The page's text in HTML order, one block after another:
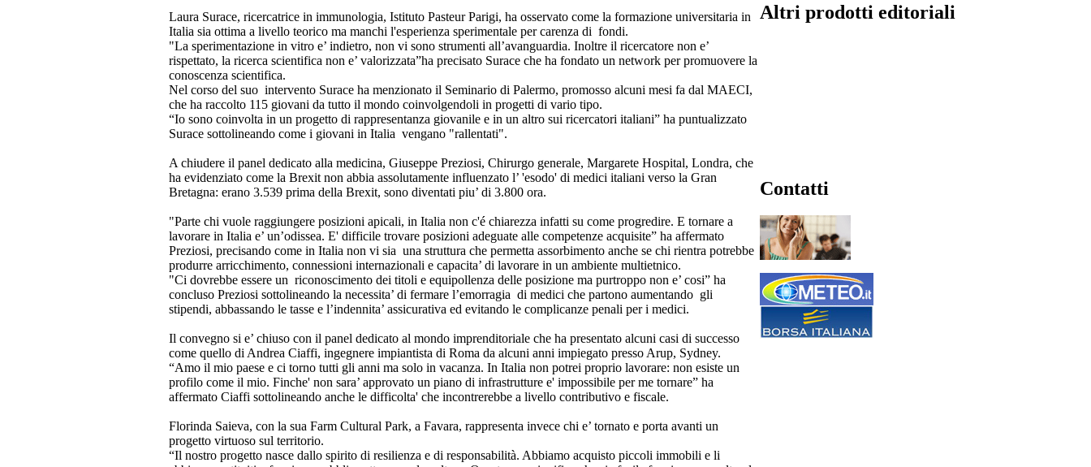
Laura Surace, ricercatrice in immunologia, Istituto Pasteur Parigi, ha osservato come la formazione universitaria in
Italia sia ottima a livello teorico ma manchi l'esperienza sperimentale per carenza di fondi.
"La sperimentazione in vitro e’ indietro, non vi sono strumenti all’avanguardia. Inoltre il ricercatore non e’
rispettato, la ricerca scientifica non e’ valorizzata”ha precisato Surace che ha fondato un network per promuovere la
conoscenza scientifica.
Nel corso del suo intervento Surace ha menzionato il Seminario di Palermo, promosso alcuni mesi fa dal MAECI,
che ha raccolto 115 giovani da tutto il mondo coinvolgendoli in progetti di vario tipo.
“Io sono coinvolta in un progetto di rappresentanza giovanile e in un altro sui ricercatori italiani” ha puntualizzato
Surace sottolineando come i giovani in Italia vengano "rallentati".
A chiudere il panel dedicato alla medicina, Giuseppe Preziosi, Chirurgo generale, Margarete Hospital, Londra, che
ha evidenziato come la Brexit non abbia assolutamente influenzato l’ 'esodo' di medici italiani verso la Gran
Bretagna: erano 3.539 prima della Brexit, sono diventati piu’ di 3.800 ora.
"Parte chi vuole raggiungere posizioni apicali, in Italia non c'é chiarezza infatti su come progredire. E tornare a
lavorare in Italia e’ un’odissea. E' difficile trovare posizioni adeguate alle competenze acquisite” ha affermato
Preziosi, precisando come in Italia non vi sia una struttura che permetta assorbimento anche se chi rientra potrebbe
produrre arricchimento, connessioni internazionali e capacita’ di lavorare in un ambiente multietnico.
"Ci dovrebbe essere un riconoscimento dei titoli e equipollenza delle posizione ma purtroppo non e’ cosi” ha
concluso Preziosi sottolineando la necessita’ di fermare l’emorragia di medici che partono aumentando gli
stipendi, abbassando le tasse e l’indennita’ assicurativa ed evitando le complicanze penali per i medici.
Il convegno si e’ chiuso con il panel dedicato al mondo imprenditoriale che ha presentato alcuni casi di successo
come quello di Andrea Ciaffi, ingegnere impiantista di Roma da alcuni anni impiegato presso Arup, Sydney.
“Amo il mio paese e ci torno tutti gli anni ma solo in vacanza. In Italia non potrei proprio lavorare: non esiste un
profilo come il mio. Finche' non sara’ approvato un piano di infrastrutture e' impossibile per me tornare” ha
affermato Ciaffi sottolineando anche le difficolta' che incontrerebbe a livello contributivo e fiscale.
Florinda Saieva, con la sua Farm Cultural Park, a Favara, rappresenta invece chi e’ tornato e porta avanti un
progetto virtuoso sul territorio.
“Il nostro progetto nasce dallo spirito di resilienza e di responsabilità. Abbiamo acquisto piccoli immobili e li
Altri prodotti editoriali
Contatti